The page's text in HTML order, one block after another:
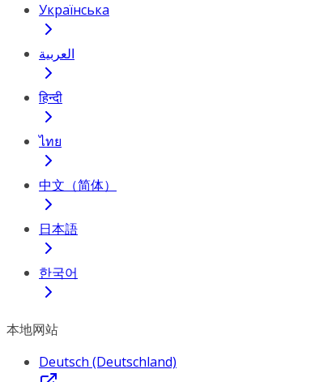
Українська
العربية
हिन्दी
ไทย
中文（简体）
日本語
한국어
本地网站
Deutsch (Deutschland)